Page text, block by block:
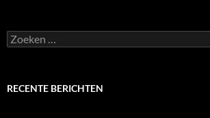
Zoeken
naar:
RECENTE BERICHTEN